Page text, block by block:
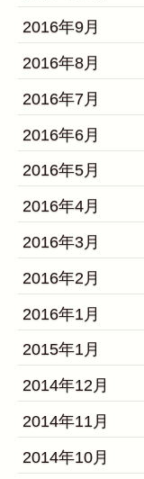
2016年9月
2016年8月
2016年7月
2016年6月
2016年5月
2016年4月
2016年3月
2016年2月
2016年1月
2015年1月
2014年12月
2014年11月
2014年10月